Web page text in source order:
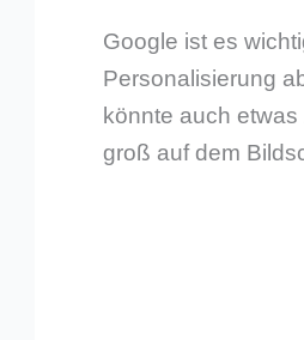
Google ist es
Personalisierung
könnte auch
groß auf dem